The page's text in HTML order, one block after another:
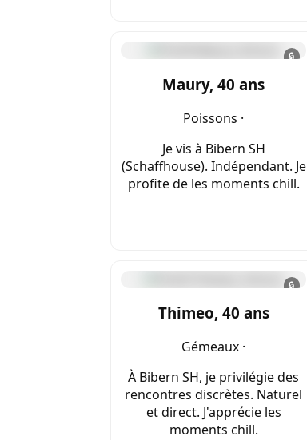
🔒
Maury, 40 ans
Poissons ·
Je vis à Bibern SH
(Schaffhouse). Indépendant. Je
profite de les moments chill.
🔒
Thimeo, 40 ans
Gémeaux ·
À Bibern SH, je privilégie des
rencontres discrètes. Naturel
et direct. J'apprécie les
moments chill.